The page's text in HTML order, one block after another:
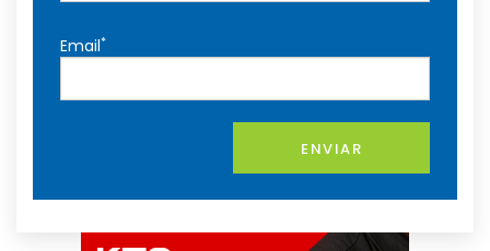
Email*
ENVIAR